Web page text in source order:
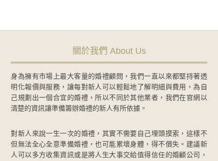
關於我們 About Us
身為擁有市場上最大客量的婚禮顧問，我們一直以來都堅持著透
明化報價與服務，讓每對新人可以輕鬆地了解明細與費用，為自
己規劃出一個合宜的婚禮，所以不同於其他業者，我們在官網以
清楚的資訊讓準備籌辦婚禮的新人有所依據。
對新人來說一生一次的婚禮，其實不需要自己埋頭摸索，這樣不
但無法全心全意準備婚禮，也可能累壞身體，得不償失。建議新
人可以多方收集資訊或是將人生大事交給值得信任的婚顧公司，